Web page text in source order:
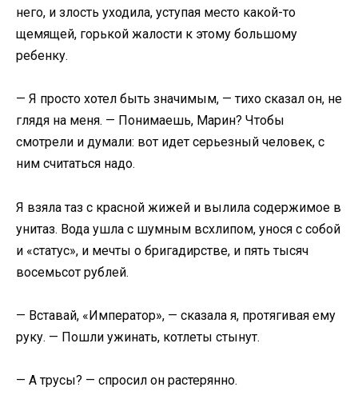
него, и злость уходила, уступая место какой-то
щемящей, горькой жалости к этому большому
ребенку.
— Я просто хотел быть значимым, — тихо сказал он, не
глядя на меня. — Понимаешь, Марин? Чтобы
смотрели и думали: вот идет серьезный человек, с
ним считаться надо.
Я взяла таз с красной жижей и вылила содержимое в
унитаз. Вода ушла с шумным всхлипом, унося с собой
и «статус», и мечты о бригадирстве, и пять тысяч
восемьсот рублей.
— Вставай, «Император», — сказала я, протягивая ему
руку. — Пошли ужинать, котлеты стынут.
— А трусы? — спросил он растерянно.